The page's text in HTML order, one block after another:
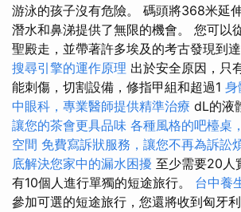
游泳的孩子沒有危險。 碼頭將368米延
潛水和鼻涕提供了無限的機會。 您可以
聖殿走，並帶著許多埃及的考古發現到達
搜尋引擎的運作原理 出於安全原因，只
能刺傷，切割設備，修指甲組和超過1 身
中眼科，專業醫師提供精準治療 dL的液
讓您的茶會更具品味 各種風格的吧檯桌
空間 免費寫訴狀服務，讓您不再為訴訟
底解決您家中的漏水困擾 至少需要20人
有10個人進行單獨的短途旅行。 台中養
參加可選的短途旅行，您還將收到匈牙